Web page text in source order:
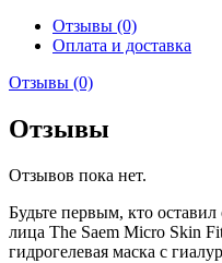
Отзывы (0)
Оплата и доставка
Отзывы (0)
Отзывы
Отзывов пока нет.
Будьте первым, кто
лица The Saem Micro Skin
гидрогелевая маска с